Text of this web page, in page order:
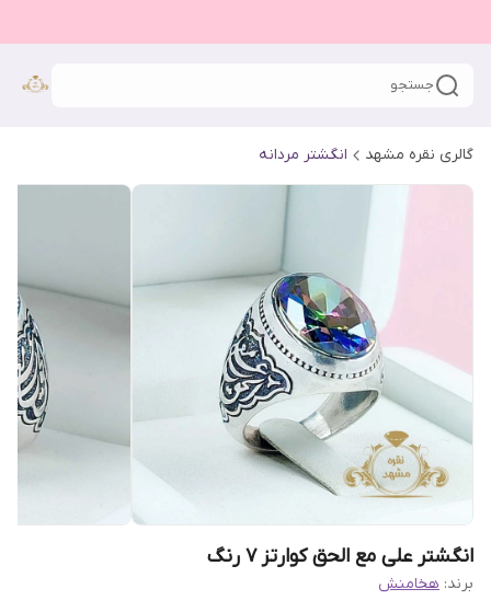
جستجو
گالری نقره مشهد انگشتر مردانه
انگشتر علی مع الحق کوارتز 7 رنگ
برند: هخامنش